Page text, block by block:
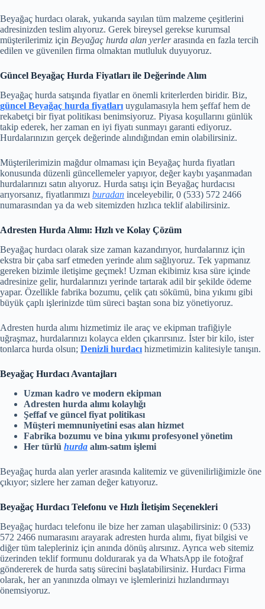
Beyağaç hurdacı olarak, yukarıda sayılan tüm malzeme çeşitlerini
adresinizden teslim alıyoruz. Gerek bireysel gerekse kurumsal
müşterilerimiz için Beyağaç hurda alan yerlerarasında en fazla tercih
edilen ve güvenilen firma olmaktan mutluluk duyuyoruz.
Güncel Beyağaç Hurda Fiyatları ile Değerinde Alım
Beyağaç hurda satışında fiyatlar en önemli kriterlerden biridir. Biz,
güncel Beyağaç hurda fiyatları uygulamasıyla hem şeffaf hem de
rekabetçi bir fiyat politikası benimsiyoruz. Piyasa koşullarını günlük
takip ederek, her zaman en iyi fiyatı sunmayı garanti ediyoruz.
Hurdalarınızın gerçek değerinde alındığından emin olabilirsiniz.
Müşterilerimizin mağdur olmaması için Beyağaç hurda fiyatları
konusunda düzenli güncellemeler yapıyor, değer kaybı yaşanmadan
hurdalarınızı satın alıyoruz. Hurda satışı için Beyağaç hurdacısı
arıyorsanız, fiyatlarımızı buradan inceleyebilir, 0 (533) 572 2466
numarasından ya da web sitemizden hızlıca teklif alabilirsiniz.
Adresten Hurda Alımı: Hızlı ve Kolay Çözüm
Beyağaç hurdacı olarak size zaman kazandırıyor, hurdalarınız için
ekstra bir çaba sarf etmeden yerinde alım sağlıyoruz. Tek yapmanız
gereken bizimle iletişime geçmek! Uzman ekibimiz kısa süre içinde
adresinize gelir, hurdalarınızı yerinde tartarak adil bir şekilde ödeme
yapar. Özellikle fabrika bozumu, çelik çatı sökümü, bina yıkımı gibi
büyük çaplı işlerinizde tüm süreci baştan sona biz yönetiyoruz.
Adresten hurda alımı hizmetimiz ile araç ve ekipman trafiğiyle
uğraşmaz, hurdalarınızı kolayca elden çıkarırsınız. İster bir kilo, ister
tonlarca hurda olsun; Denizli hurdacı hizmetimizin kalitesiyle tanışın.
Beyağaç Hurdacı Avantajları
Uzman kadro ve modern ekipman
Adresten hurda alımı kolaylığı
Şeffaf ve güncel fiyat politikası
Müşteri memnuniyetini esas alan hizmet
Fabrika bozumu ve bina yıkımı profesyonel yönetim
Her türlü hurda alım-satım işlemi
Beyağaç hurda alan yerler arasında kalitemiz ve güvenilirliğimizle öne
çıkıyor; sizlere her zaman değer katıyoruz.
Beyağaç Hurdacı Telefonu ve Hızlı İletişim Seçenekleri
Beyağaç hurdacı telefonu ile bize her zaman ulaşabilirsiniz: 0 (533)
572 2466 numarasını arayarak adresten hurda alımı, fiyat bilgisi ve
diğer tüm talepleriniz için anında dönüş alırsınız. Ayrıca web sitemiz
üzerinden teklif formunu doldurarak ya da WhatsApp ile fotoğraf
göndererek de hurda satış sürecini başlatabilirsiniz. Hurdacı Firma
olarak, her an yanınızda olmayı ve işlemlerinizi hızlandırmayı
önemsiyoruz.